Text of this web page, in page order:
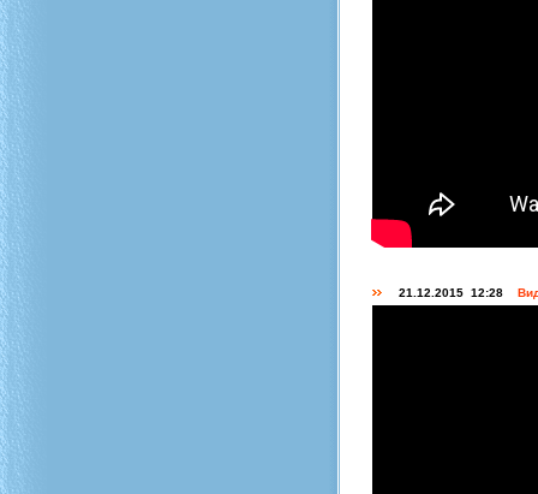
21.12.2015 12:28